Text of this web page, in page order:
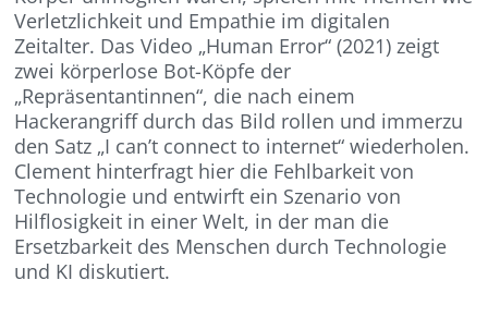
Verletzlichkeit und Empathie im digitalen
Zeitalter. Das Video „Human Error“ (2021) zeigt
zwei körperlose Bot-Köpfe der
„Repräsentantinnen“, die nach einem
Hackerangriff durch das Bild rollen und immerzu
den Satz „I can’t connect to internet“ wiederholen.
Clement hinterfragt hier die Fehlbarkeit von
Technologie und entwirft ein Szenario von
Hilflosigkeit in einer Welt, in der man die
Ersetzbarkeit des Menschen durch Technologie
und KI diskutiert.